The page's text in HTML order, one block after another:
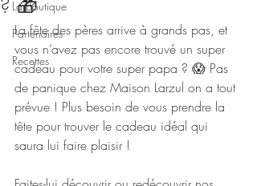
La Boutique
Partenaires
Recettes
? 🎁
La fête des pères arrive à grands pas, et
vous n’avez pas encore trouvé un super
cadeau pour votre super papa ? 😱 Pas
de panique chez Maison Larzul on a tout
prévue ! Plus besoin de vous prendre la
tête pour trouver le cadeau idéal qui
saura lui faire plaisir !